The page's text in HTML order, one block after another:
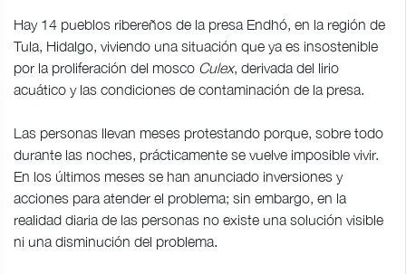
Hay 14 pueblos ribereños de la presa Endhó, en la región de
Tula, Hidalgo, viviendo una situación que ya es insostenible
por la proliferación del mosco Culex, derivada del lirio
acuático y las condiciones de contaminación de la presa.
Las personas llevan meses protestando porque, sobre todo
durante las noches, prácticamente se vuelve imposible vivir.
En los últimos meses se han anunciado inversiones y
acciones para atender el problema; sin embargo, en la
realidad diaria de las personas no existe una solución visible
ni una disminución del problema.